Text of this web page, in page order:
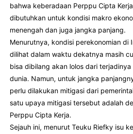
bahwa keberadaan Perppu Cipta
dibutuhkan untuk kondisi makro
menengah dan juga jangka panjang.
Menurutnya, kondisi perekonomian di
dilihat dalam waktu dekatnya masih
bisa dibilang akan lolos dari
dunia. Namun, untuk jangka
perlu dilakukan mitigasi dari
satu upaya mitigasi tersebut adalah
Perppu Cipta Kerja.
Sejauh ini, menurut Teuku Riefky isu